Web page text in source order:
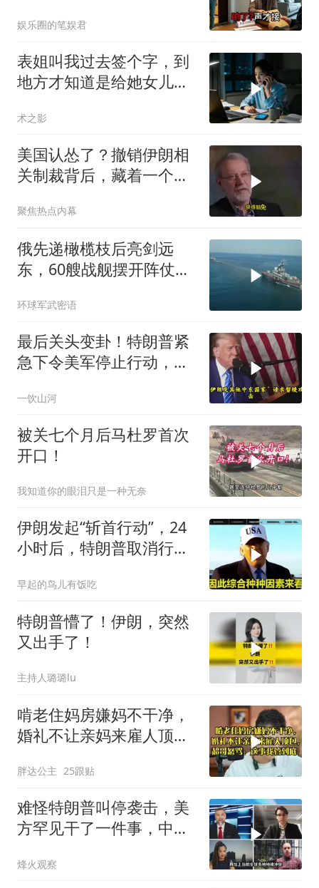
娱乐圈的笔娱君
表姐叫我过去签个字，到
地方才知道是给她女儿婚
术之影
美国认怂了？撤销伊朗相
关制裁背后，藏着一个说
聚焦热点内幕
俄先递橄榄枝后亮剑远
东，60艘战舰摆开阵仗，
环球军武密语
最后关头变卦！特朗普紧
急下令美军停止行动，他
一饮山河
被关七个月后马杜罗首次
开口！
我知道你的眼泪只是一种无奈
伊朗发起“斩首行动”，24
小时后，特朗普取消行
早起的鸟儿有饭吃
特朗普懵了！伊朗，突然
又出手了！
主持人璐璐lu
啃老住妈房嫌妈不干净，
婚礼不让亲妈来雇人顶
胖达公主 25跟贴
难怪特朗普叫停袭击，美
方罕见干了一件事，中方
烽火观察